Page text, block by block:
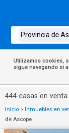
Utilizamos cookies,
sigue navegando si
444 casas en
Inicio > Inmuebles en
de Ascope